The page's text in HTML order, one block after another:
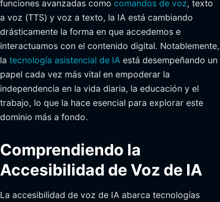
funciones avanzadas como comandos de voz, texto
a voz (TTS) y voz a texto, la IA está cambiando
drásticamente la forma en que accedemos e
interactuamos con el contenido digital. Notablemente,
la tecnología asistencial de IA está desempeñando un
papel cada vez más vital en empoderar la
independencia en la vida diaria, la educación y el
trabajo, lo que la hace esencial para explorar este
dominio más a fondo.
Comprendiendo la
Accesibilidad de Voz de IA
La accesibilidad de voz de IA abarca tecnologías